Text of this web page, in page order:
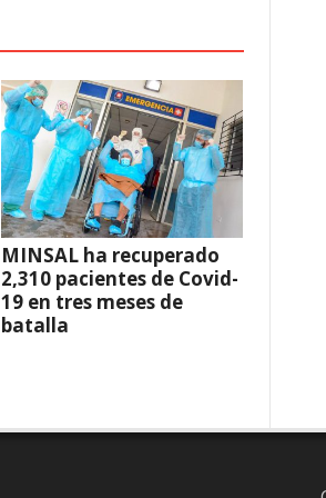
MINSAL ha recuperado
2,310 pacientes de Covid-
19 en tres meses de
batalla